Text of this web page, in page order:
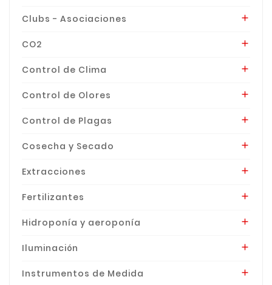
Clubs - Asociaciones 
CO2 
Control de Clima 
Control de Olores 
Control de Plagas 
Cosecha y Secado 
Extracciones 
Fertilizantes 
Hidroponía y aeroponía 
Iluminación 
Instrumentos de Medida 